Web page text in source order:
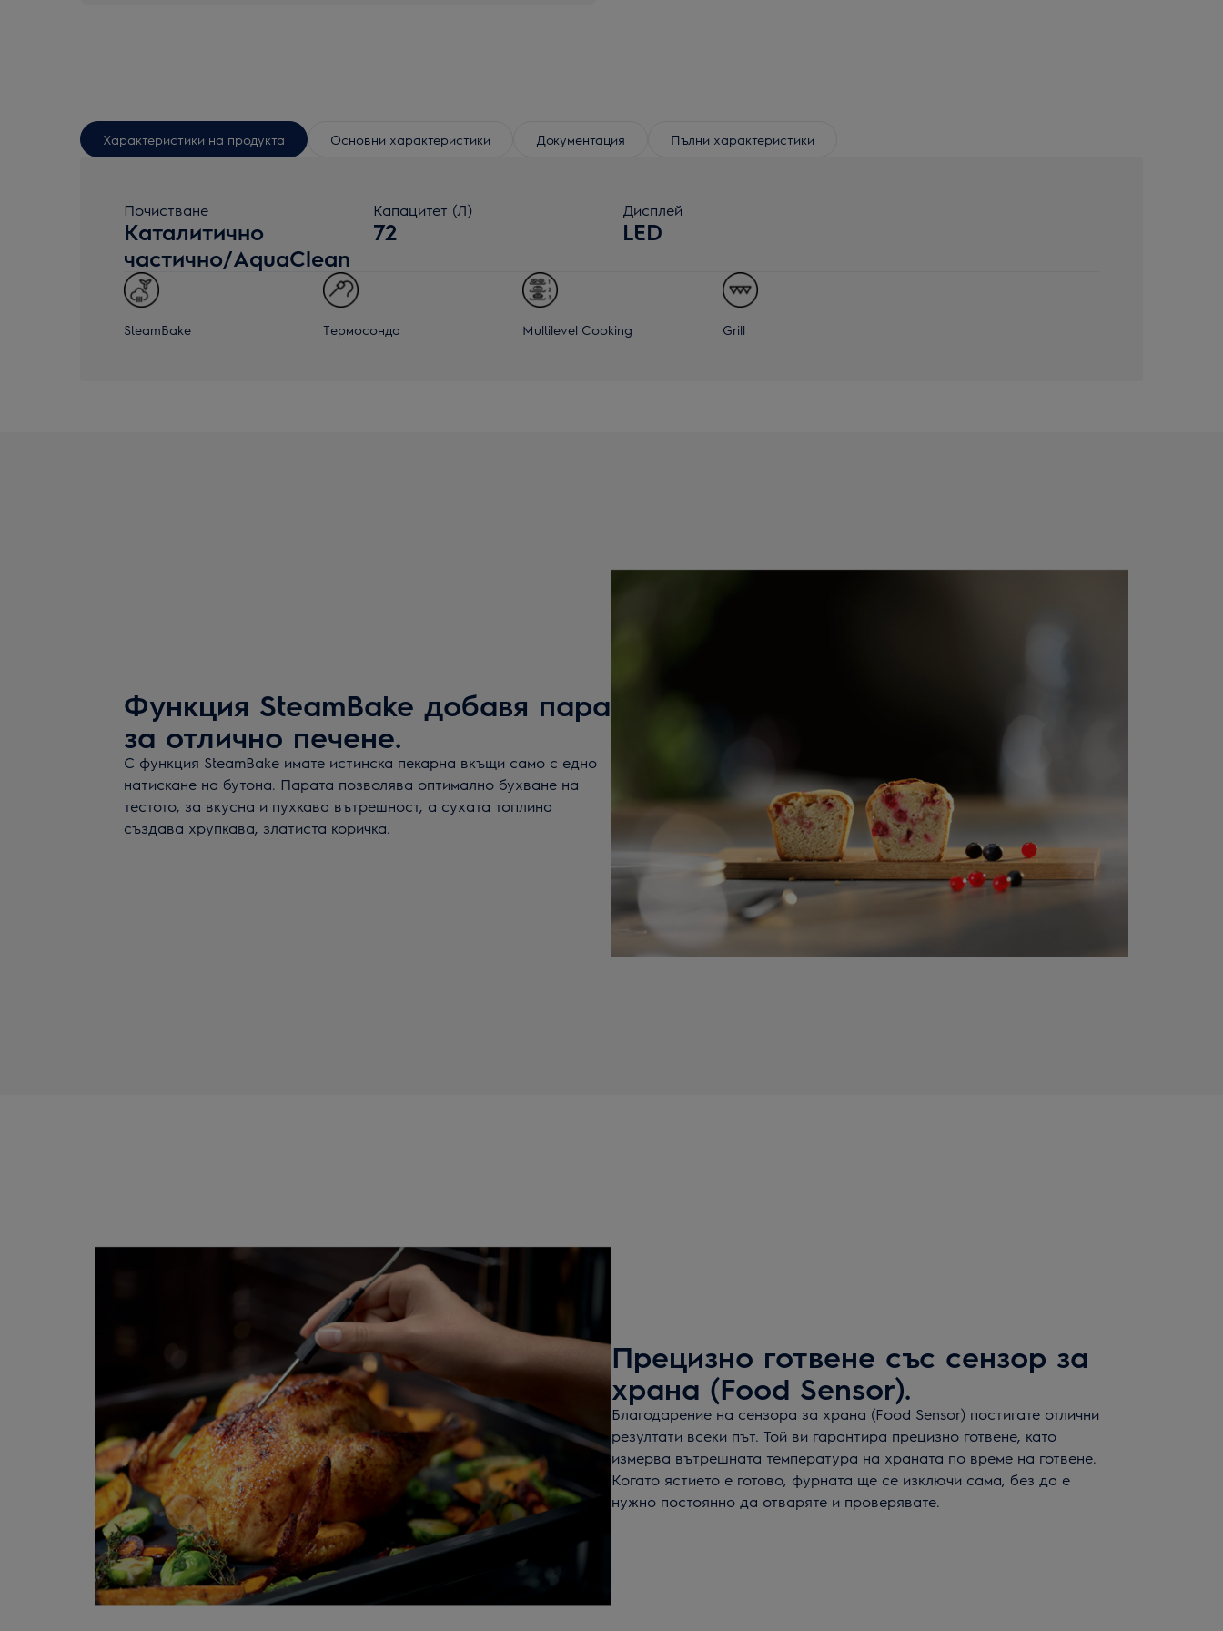
Характеристики на продукта Основни характеристики Документация Пълни характеристики
Почистване
Каталитично
частично/AquaClean
Капацитет (Л)
72
Дисплей
LED
SteamBake Термосонда Multilevel Cooking Grill
Функция SteamBake добавя пара
за отлично печене.
С функция SteamBake имате истинска пекарна вкъщи само с едно
натискане на бутона. Парата позволява оптимално бухване на
тестото, за вкусна и пухкава вътрешност, а сухата топлина
създава хрупкава, златиста коричка.
Прецизно готвене със сензор за
храна (Food Sensor).
Благодарение на сензора за храна (Food Sensor) постигате отлични
резултати всеки път. Той ви гарантира прецизно готвене, като
измерва вътрешната температура на храната по време на готвене.
Когато ястието е готово, фурната ще се изключи сама, без да е
нужно постоянно да отваряте и проверявате.